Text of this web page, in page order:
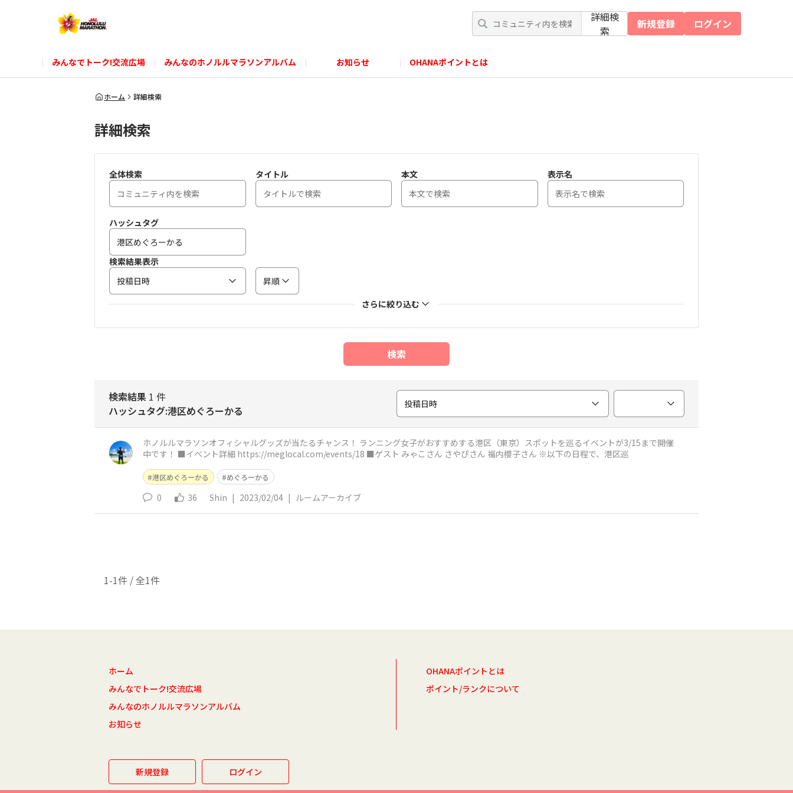
詳細検
索
新規登録 ログイン
みんなでトーク!交流広場 みんなのホノルルマラソンアルバム お知らせ OHANAポイントとは
ホーム 詳細検索
詳細検索
全体検索 タイトル 本文 表示名
ハッシュタグ
検索結果表示
投稿日時
昇順
さらに絞り込む
検索
検索結果 1 件
ハッシュタグ:港区めぐろーかる
投稿日時
ホノルルマラソンオフィシャルグッズが当たるチャンス！ ランニング女子がおすすめする港区（東京）スポットを巡るイベントが3/15まで開催
中です！ ■イベント詳細 https://meglocal.com/events/18 ■ゲスト みゃこさん さやぴさん 福内櫻子さん ※以下の日程で、港区巡
港区めぐろーかる めぐろーかる
0 36 Shin | 2023/02/04 | ルームアーカイブ
1-1件 / 全1件
ホーム
みんなでトーク!交流広場
みんなのホノルルマラソンアルバム
お知らせ
OHANAポイントとは
ポイント/ランクについて
新規登録 ログイン